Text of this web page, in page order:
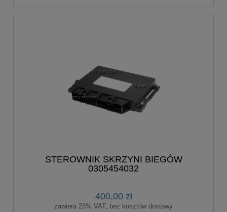
STEROWNIK SKRZYNI BIEGÓW
0305454032
400,00 zł
zawiera 23% VAT, bez kosztów dostawy